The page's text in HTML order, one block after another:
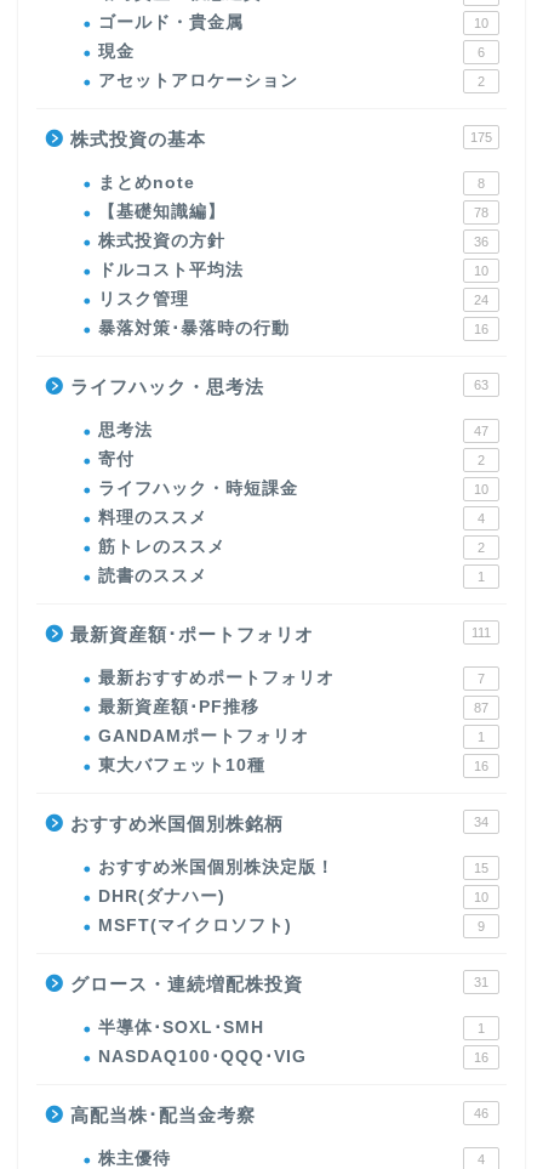
ゴールド・貴金属 10
現金 6
アセットアロケーション 2
株式投資の基本 175
まとめnote 8
【基礎知識編】 78
株式投資の方針 36
ドルコスト平均法 10
リスク管理 24
暴落対策･暴落時の行動 16
ライフハック・思考法 63
思考法 47
寄付 2
ライフハック・時短課金 10
料理のススメ 4
筋トレのススメ 2
読書のススメ 1
最新資産額･ポートフォリオ 111
最新おすすめポートフォリオ 7
最新資産額･PF推移 87
GANDAMポートフォリオ 1
東大バフェット10種 16
おすすめ米国個別株銘柄 34
おすすめ米国個別株決定版！ 15
DHR(ダナハー) 10
MSFT(マイクロソフト) 9
グロース・連続増配株投資 31
半導体･SOXL･SMH 1
NASDAQ100･QQQ･VIG 16
高配当株･配当金考察 46
株主優待 4